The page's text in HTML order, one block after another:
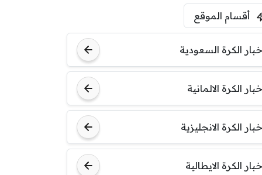
مباراة ودية
موناكو
أقسام الموقع
الكرة السعودية
الكرة الالمانية
الكرة الانجليزية
الكرة الايطالية